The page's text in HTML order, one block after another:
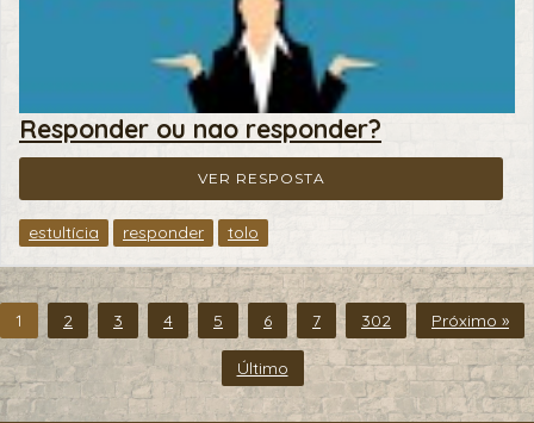
Responder ou nao responder?
VER RESPOSTA
estultícia responder tolo
1 2 3 4 5 6 7 302 Próximo »
Último